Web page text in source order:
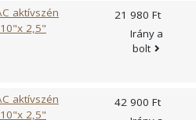
minden olyan BigBlue
20"". Lakások, családi házak,
alkalmas. A BigBlue
A szűrőbetét nem
aktívszén
2,5"
21 980 Ft
Irány a
bolt
aktívszén
2,5"
42 900 Ft